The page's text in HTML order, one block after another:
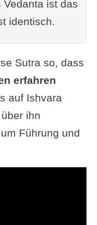
Vedanta ist das
identisch.
Sutra so, dass
erfahren
auf Ishvara
ihn
Führung und